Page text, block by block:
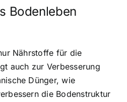
Bodenleben
Nährstoffe für die
auch zur Verbesserung
Dünger, wie
die Bodenstruktur